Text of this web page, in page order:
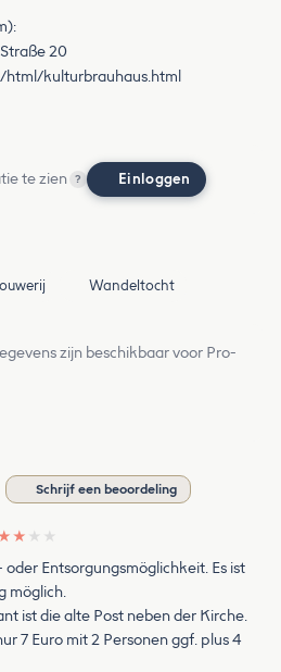
20
kulturbrauhaus.html
te zien ? Einloggen
Wandeltocht
zijn beschikbaar voor Pro-
Schrijf een beoordeling
★ ★ ★
Entsorgungsmöglichkeit. Es ist
möglich.
ist die alte Post neben der Kirche.
7 Euro mit 2 Personen ggf. plus 4